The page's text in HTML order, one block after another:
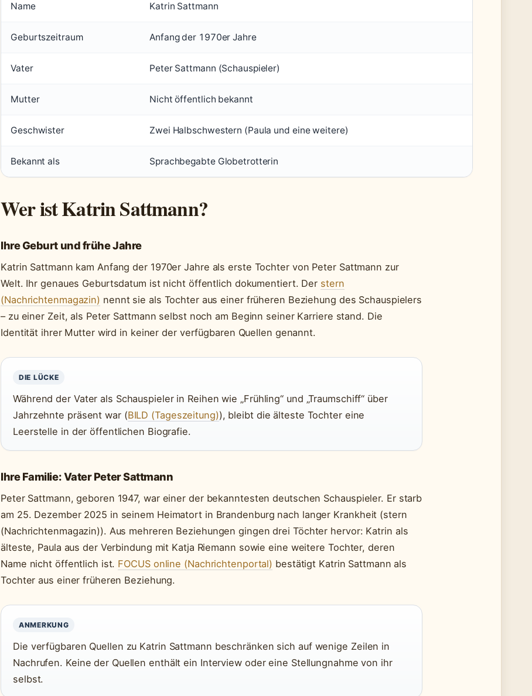
Name Katrin Sattmann
Geburtszeitraum Anfang der 1970er Jahre
Vater Peter Sattmann (Schauspieler)
Mutter Nicht öffentlich bekannt
Geschwister Zwei Halbschwestern (Paula und eine weitere)
Bekannt als Sprachbegabte Globetrotterin
Wer ist Katrin Sattmann?
Ihre Geburt und frühe Jahre
Katrin Sattmann kam Anfang der 1970er Jahre als erste Tochter von Peter Sattmann zur
Welt. Ihr genaues Geburtsdatum ist nicht öffentlich dokumentiert. Der stern
(Nachrichtenmagazin) nennt sie als Tochter aus einer früheren Beziehung des Schauspielers
– zu einer Zeit, als Peter Sattmann selbst noch am Beginn seiner Karriere stand. Die
Identität ihrer Mutter wird in keiner der verfügbaren Quellen genannt.
DIE LÜCKE
Während der Vater als Schauspieler in Reihen wie „Frühling“ und „Traumschiff“ über
Jahrzehnte präsent war (BILD (Tageszeitung)), bleibt die älteste Tochter eine
Leerstelle in der öffentlichen Biografie.
Ihre Familie: Vater Peter Sattmann
Peter Sattmann, geboren 1947, war einer der bekanntesten deutschen Schauspieler. Er starb
am 25. Dezember 2025 in seinem Heimatort in Brandenburg nach langer Krankheit (stern
(Nachrichtenmagazin)). Aus mehreren Beziehungen gingen drei Töchter hervor: Katrin als
älteste, Paula aus der Verbindung mit Katja Riemann sowie eine weitere Tochter, deren
Name nicht öffentlich ist. FOCUS online (Nachrichtenportal) bestätigt Katrin Sattmann als
Tochter aus einer früheren Beziehung.
ANMERKUNG
Die verfügbaren Quellen zu Katrin Sattmann beschränken sich auf wenige Zeilen in
Nachrufen. Keine der Quellen enthält ein Interview oder eine Stellungnahme von ihr
selbst.